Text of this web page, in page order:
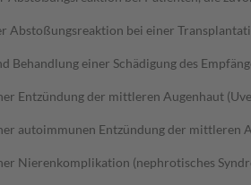
Abstoßungsreaktion bei einer
Behandlung einer Schädigung des
Entzündung der mittleren Augenhaut
autoimmunen Entzündung der mittleren
Nierenkomplikation (nephrotisches